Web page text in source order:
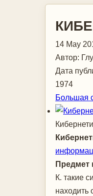
14 May
Автор:
Дата
1974
Большая
Киберне
Предмет
К. такие
находить